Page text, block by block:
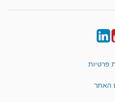
YouTube
LinkedIn
פרטיות
האתר